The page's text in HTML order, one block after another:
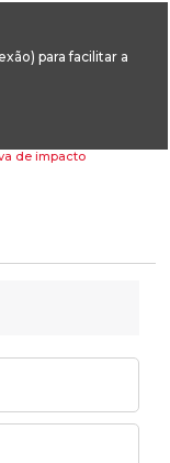
para facilitar a
de impacto